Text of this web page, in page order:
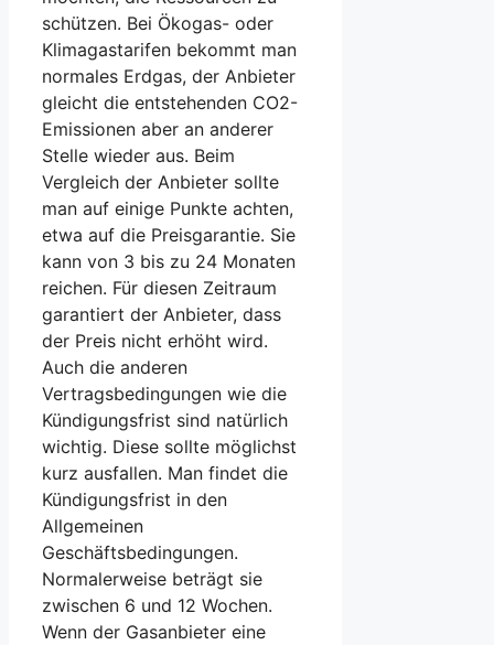
schützen. Bei Ökogas- oder
Klimagastarifen bekommt man
normales Erdgas, der Anbieter
gleicht die entstehenden CO2-
Emissionen aber an anderer
Stelle wieder aus. Beim
Vergleich der Anbieter sollte
man auf einige Punkte achten,
etwa auf die Preisgarantie. Sie
kann von 3 bis zu 24 Monaten
reichen. Für diesen Zeitraum
garantiert der Anbieter, dass
der Preis nicht erhöht wird.
Auch die anderen
Vertragsbedingungen wie die
Kündigungsfrist sind natürlich
wichtig. Diese sollte möglichst
kurz ausfallen. Man findet die
Kündigungsfrist in den
Allgemeinen
Geschäftsbedingungen.
Normalerweise beträgt sie
zwischen 6 und 12 Wochen.
Wenn der Gasanbieter eine